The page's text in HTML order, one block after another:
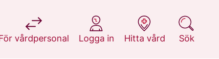
vårdpersonal
på 1177.se
Logga in
på 1177.se
Hitta vård
på 1177.se
Sök
på 1177.se